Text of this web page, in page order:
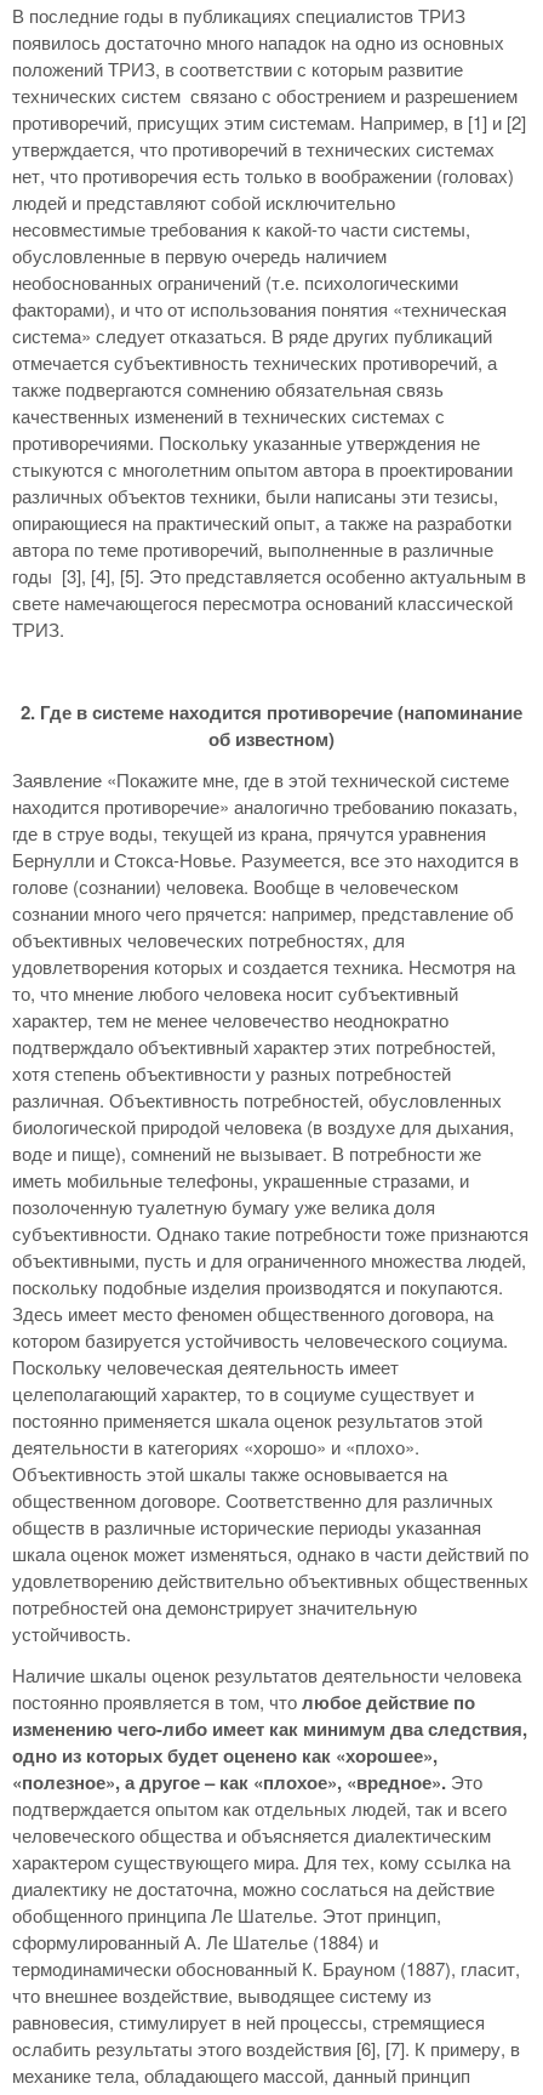
В последние годы в публикациях специалистов ТРИЗ
появилось достаточно много нападок на одно из основных
положений ТРИЗ, в соответствии с которым развитие
технических систем связано с обострением и разрешением
противоречий, присущих этим системам. Например, в [1] и [2]
утверждается, что противоречий в технических системах
нет, что противоречия есть только в воображении (головах)
людей и представляют собой исключительно
несовместимые требования к какой-то части системы,
обусловленные в первую очередь наличием
необоснованных ограничений (т.е. психологическими
факторами), и что от использования понятия «техническая
система» следует отказаться. В ряде других публикаций
отмечается субъективность технических противоречий, а
также подвергаются сомнению обязательная связь
качественных изменений в технических системах с
противоречиями. Поскольку указанные утверждения не
стыкуются с многолетним опытом автора в проектировании
различных объектов техники, были написаны эти тезисы,
опирающиеся на практический опыт, а также на разработки
автора по теме противоречий, выполненные в различные
годы [3], [4], [5]. Это представляется особенно актуальным в
свете намечающегося пересмотра оснований классической
ТРИЗ.
2. Где в системе находится противоречие (напоминание
об известном)
Заявление «Покажите мне, где в этой технической системе
находится противоречие» аналогично требованию показать,
где в струе воды, текущей из крана, прячутся уравнения
Бернулли и Стокса-Новье. Разумеется, все это находится в
голове (сознании) человека. Вообще в человеческом
сознании много чего прячется: например, представление об
объективных человеческих потребностях, для
удовлетворения которых и создается техника. Несмотря на
то, что мнение любого человека носит субъективный
характер, тем не менее человечество неоднократно
подтверждало объективный характер этих потребностей,
хотя степень объективности у разных потребностей
различная. Объективность потребностей, обусловленных
биологической природой человека (в воздухе для дыхания,
воде и пище), сомнений не вызывает. В потребности же
иметь мобильные телефоны, украшенные стразами, и
позолоченную туалетную бумагу уже велика доля
субъективности. Однако такие потребности тоже признаются
объективными, пусть и для ограниченного множества людей,
поскольку подобные изделия производятся и покупаются.
Здесь имеет место феномен общественного договора, на
котором базируется устойчивость человеческого социума.
Поскольку человеческая деятельность имеет
целеполагающий характер, то в социуме существует и
постоянно применяется шкала оценок результатов этой
деятельности в категориях «хорошо» и «плохо».
Объективность этой шкалы также основывается на
общественном договоре. Соответственно для различных
обществ в различные исторические периоды указанная
шкала оценок может изменяться, однако в части действий по
удовлетворению действительно объективных общественных
потребностей она демонстрирует значительную
устойчивость.
Наличие шкалы оценок результатов деятельности человека
постоянно проявляется в том, чтолюбое действие по
изменению чего-либо имеет как минимум два следствия,
одно из которых будет оценено как «хорошее»,
«полезное», а другое – как «плохое», «вредное». Это
подтверждается опытом как отдельных людей, так и всего
человеческого общества и объясняется диалектическим
характером существующего мира. Для тех, кому ссылка на
диалектику не достаточна, можно сослаться на действие
обобщенного принципа Ле Шателье. Этот принцип,
сформулированный А. Ле Шателье (1884) и
термодинамически обоснованный К. Брауном (1887), гласит,
что внешнее воздействие, выводящее систему из
равновесия, стимулирует в ней процессы, стремящиеся
ослабить результаты этого воздействия [6], [7]. К примеру, в
механике тела, обладающего массой, данный принцип